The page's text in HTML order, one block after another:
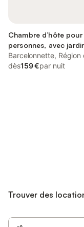
Chambre d’hôte pour
personnes, avec
Barcelonnette,
dès159 €par nuit
Trouver des